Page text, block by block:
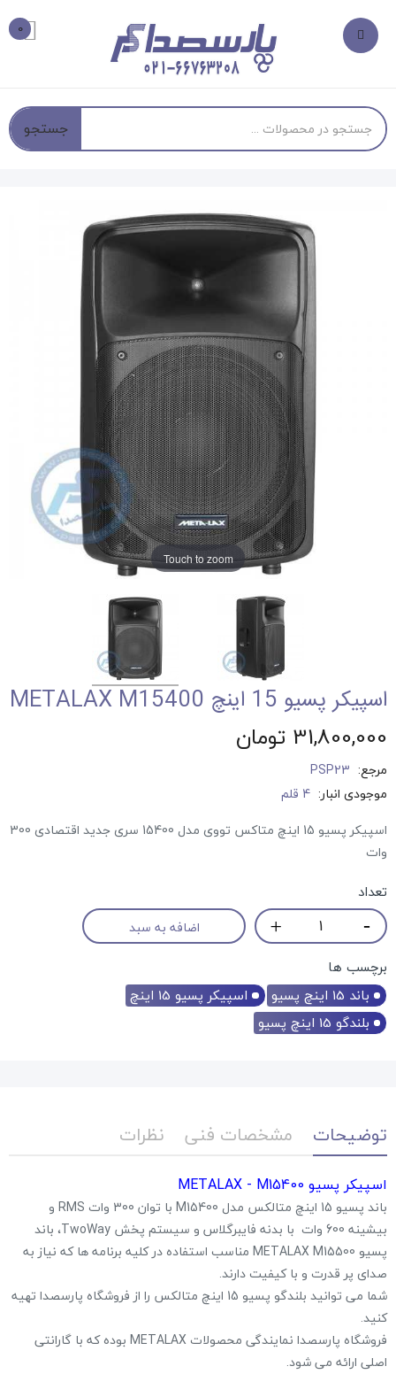
0
جستجو
Touch to zoom
اسپیکر پسیو 15 اینچ M15400‏METALAX ‎
31,800,000 تومان
مرجع: PSP23
موجودی انبار: 4 قلم
اسپیکر پسیو 15 اینچ متاکس تووی مدل 15400 سری جدید اقتصادی 300
وات
تعداد
اضافه به سبد
برچسب ها
باند 15 اینچ پسیو
اسپیکر پسیو 15 اینچ
بلندگو 15 اینچ پسیو
توضیحات مشخصات فنی نظرات
اسپیکر پسیو METALAX - M15400‏‎
باند پسیو 15 اینچ متالکس مدل M15400 با توان 300 وات RMS و
بیشینه 600 وات با بدنه فایبرگلاس‎ ‎‏و سیستم پخش ‏TwoWay‏، باند
پسیو METALAX M15500 ‏مناسب استفاده در کلیه برنامه ها که نیاز به
صدای پر قدرت و با کیفیت دارند.
شما می توانید بلندگو پسیو 15 اینچ متالکس را از فروشگاه پارسصدا تهیه
کنید.
فروشگاه پارسصدا نمایندگی محصولات METALAX بوده که با گارانتی
اصلی ارائه می شود.